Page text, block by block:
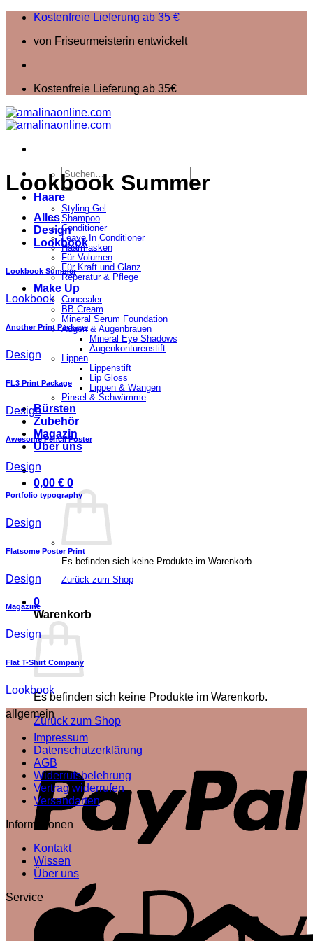
Zum
springen
Kostenfreie Lieferung ab 35 €
von Friseurmeisterin entwickelt
Kostenfreie Lieferung ab 35€
Suchen
nach:
Haare
Styling Gel
Shampoo
Conditioner
Leave In Conditioner
Haarmasken
Für Volumen
Für Kraft und Glanz
Reperatur & Pflege
Make Up
Concealer
BB Cream
Mineral Serum Foundation
Augen & Augenbrauen
Mineral Eye Shadows
Augenkonturenstift
Lippen
Lippenstift
Lip Gloss
Lippen & Wangen
Pinsel & Schwämme
Bürsten
Zubehör
Magazin
Über uns
0,00 € 0
Es befinden sich keine Produkte im Warenkorb.
Zurück zum Shop
0
Warenkorb
Es befinden sich keine Produkte im Warenkorb.
Zurück zum Shop
Lookbook Summer
Alles
Design
Lookbook
Lookbook Summer
Lookbook
Another Print Package
Design
FL3 Print Package
Design
Awesome Pencil Poster
Design
Portfolio typography
Design
Flatsome Poster Print
Design
Magazine
Design
Flat T-Shirt Company
Lookbook
allgemein
Impressum
Datenschutzerklärung
AGB
Widerrufsbelehrung
Vertrag widerrufen
Versandarten
Informationen
Kontakt
Wissen
Über uns
Service